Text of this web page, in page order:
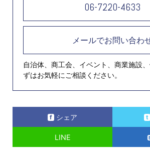
06-7220-4633
メールでお問い合わ
自治体、商工会、イベント、商業施設
ずはお気軽にご相談ください。
シェア
LINE